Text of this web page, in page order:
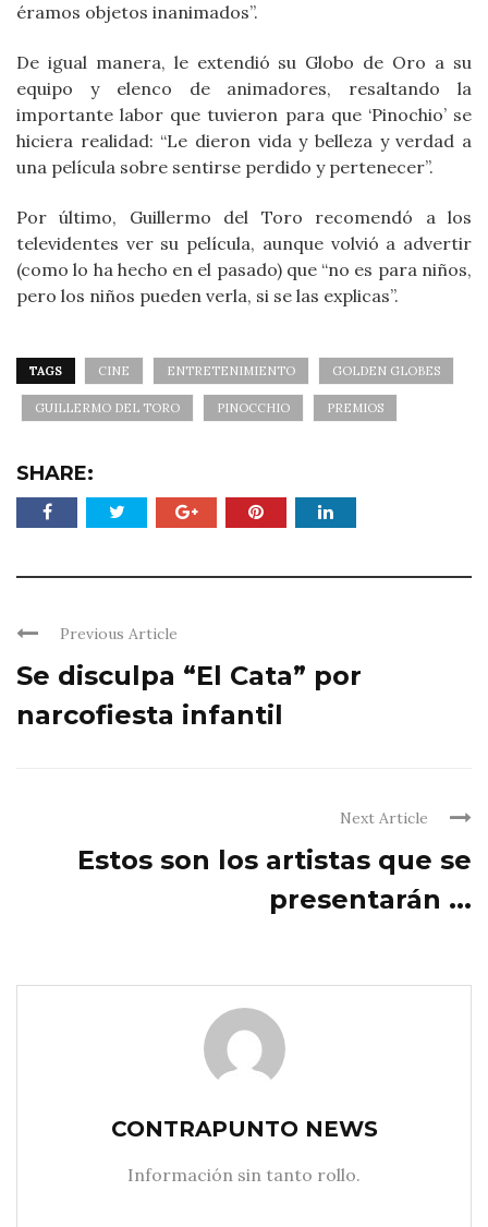
éramos objetos inanimados”.
De igual manera, le extendió su Globo de Oro a su
equipo y elenco de animadores, resaltando la
importante labor que tuvieron para que ‘Pinochio’ se
hiciera realidad: “Le dieron vida y belleza y verdad a
una película sobre sentirse perdido y pertenecer”.
Por último, Guillermo del Toro recomendó a los
televidentes ver su película, aunque volvió a advertir
(como lo ha hecho en el pasado) que “no es para niños,
pero los niños pueden verla, si se las explicas”.
TAGS CINE ENTRETENIMIENTO GOLDEN GLOBES
GUILLERMO DEL TORO PINOCCHIO PREMIOS
SHARE:
Previous Article
Se disculpa “El Cata” por
narcofiesta infantil
Next Article
Estos son los artistas que se
presentarán ...
CONTRAPUNTO NEWS
Información sin tanto rollo.